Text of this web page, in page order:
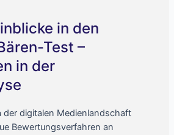
in den
Test –
in der
der digitalen Medienlandschaft
Bewertungsverfahren an